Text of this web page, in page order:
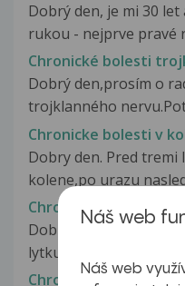
Dobrý den, je mi 30
rukou - nejprve pravé
Chronické bolesti
Dobrý den,prosím o
trojklanného
Chronicke bolesti v
Dobry den. Pred
kolene,po urazu
Chronicke bolesti v P
Dobry den, mam
lytku, ktere me zacinaji
Chronické bolesti v
Náš web
Náš web